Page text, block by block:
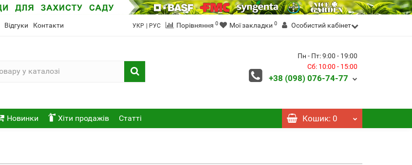
Відгуки Контакти УКР | РУС Порівняння 0 Мої закладки 0 Особистий кабінет
Пн - Пт: 9:00 - 19:00
Сб: 10:00 - 15:00
+38 (098) 076-74-77
Новинки Хіти продажів Статті Кошик: 0